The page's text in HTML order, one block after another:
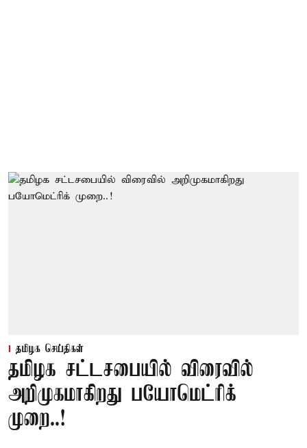
தமிழக செய்திகள்
தமிழக சட்டசபையில் விரைவில்
அறிமுகமாகிறது பயோமெட்ரிக்
முறை..!